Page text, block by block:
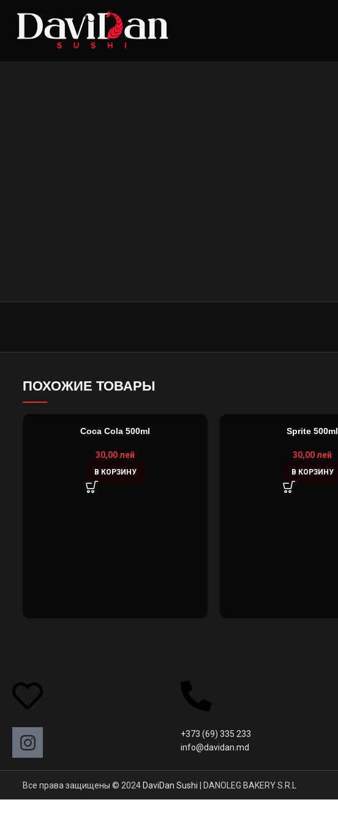
ПОХОЖИЕ ТОВАРЫ
Coca Cola 500ml
30,00лей
В КОРЗИНУ
Sprite 500ml
30,00лей
В КОРЗИНУ
+373 (69) 335 233
info@davidan.md
Все права защищены © 2024 DaviDan Sushi | DANOLEG BAKERY S.R.L